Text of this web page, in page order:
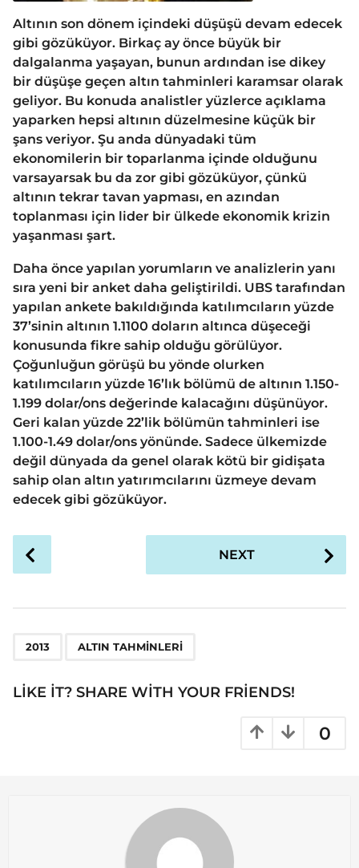
Altının son dönem içindeki düşüşü devam edecek
gibi gözüküyor. Birkaç ay önce büyük bir
dalgalanma yaşayan, bunun ardından ise dikey
bir düşüşe geçen altın tahminleri karamsar olarak
geliyor. Bu konuda analistler yüzlerce açıklama
yaparken hepsi altının düzelmesine küçük bir
şans veriyor. Şu anda dünyadaki tüm
ekonomilerin bir toparlanma içinde olduğunu
varsayarsak bu da zor gibi gözüküyor, çünkü
altının tekrar tavan yapması, en azından
toplanması için lider bir ülkede ekonomik krizin
yaşanması şart.
Daha önce yapılan yorumların ve analizlerin yanı
sıra yeni bir anket daha geliştirildi. UBS tarafından
yapılan ankete bakıldığında katılımcıların yüzde
37’sinin altının 1.1100 doların altınca düşeceği
konusunda fikre sahip olduğu görülüyor.
Çoğunluğun görüşü bu yönde olurken
katılımcıların yüzde 16’lık bölümü de altının 1.150-
1.199 dolar/ons değerinde kalacağını düşünüyor.
Geri kalan yüzde 22’lik bölümün tahminleri ise
1.100-1.49 dolar/ons yönünde. Sadece ülkemizde
değil dünyada da genel olarak kötü bir gidişata
sahip olan altın yatırımcılarını üzmeye devam
edecek gibi gözüküyor.
o
i
NEXT
2013 ALTIN TAHMINLERI
LIKE IT? SHARE WITH YOUR FRIENDS!
0